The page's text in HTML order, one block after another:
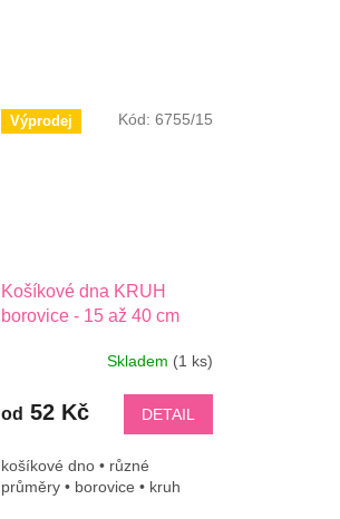
Výprodej
Košíkové dna KRUH
borovice - 15 až 40 cm
Skladem (1 ks)
od 52 Kč DETAIL
košíkové dno • různé
průměry • borovice • kruh
Kód: 6755/15